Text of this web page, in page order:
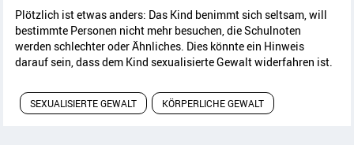
Plötzlich ist etwas anders: Das Kind benimmt sich seltsam, will
bestimmte Personen nicht mehr besuchen, die Schulnoten
werden schlechter oder Ähnliches. Dies könnte ein Hinweis
darauf sein, dass dem Kind sexualisierte Gewalt widerfahren ist.
SEXUALISIERTE GEWALT KÖRPERLICHE GEWALT